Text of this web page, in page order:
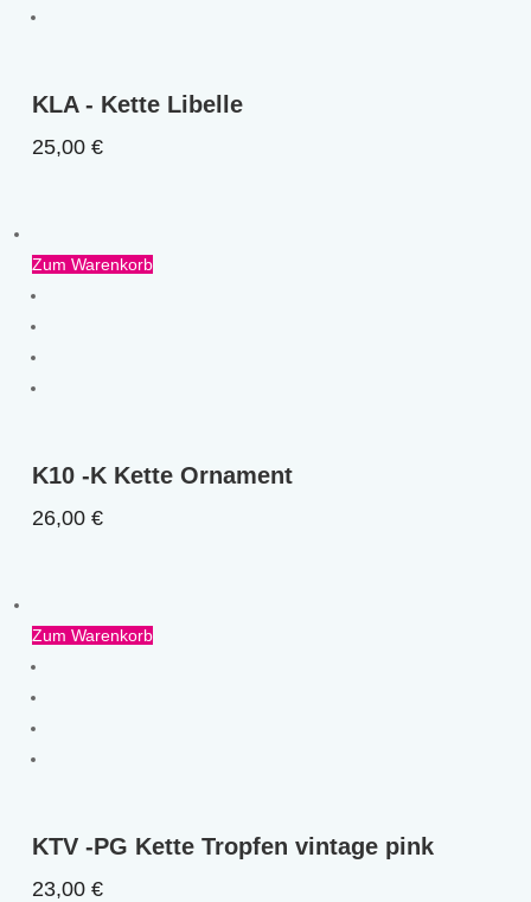
KLA - Kette Libelle
25,00€
Zum Warenkorb
K10 -K Kette Ornament
26,00€
Zum Warenkorb
KTV -PG Kette Tropfen vintage pink
23,00€